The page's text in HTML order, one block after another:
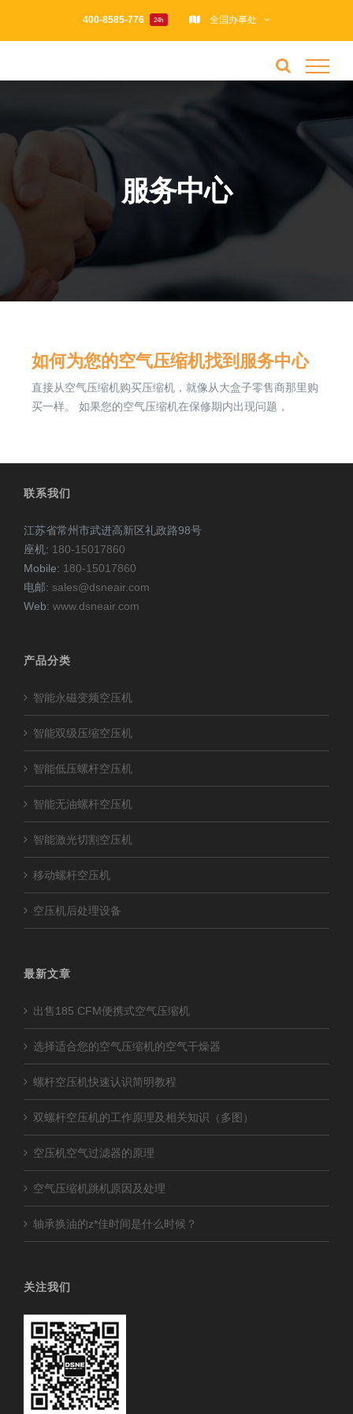
400-8585-776 24h 全国办事处
服务中心
如何为您的空气压缩机找到服务中心
直接从空气压缩机购买压缩机，就像从大盒子零售商那里购
买一样。 如果您的空气压缩机在保修期内出现问题，
联系我们
江苏省常州市武进高新区礼政路98号
座机: 180-15017860
Mobile: 180-15017860
电邮: sales@dsneair.com
Web: www.dsneair.com
产品分类
智能永磁变频空压机
智能双级压缩空压机
智能低压螺杆空压机
智能无油螺杆空压机
智能激光切割空压机
移动螺杆空压机
空压机后处理设备
最新文章
出售185 CFM便携式空气压缩机
选择适合您的空气压缩机的空气干燥器
螺杆空压机快速认识简明教程
双螺杆空压机的工作原理及相关知识（多图）
空压机空气过滤器的原理
空气压缩机跳机原因及处理
轴承换油的z*佳时间是什么时候？
关注我们